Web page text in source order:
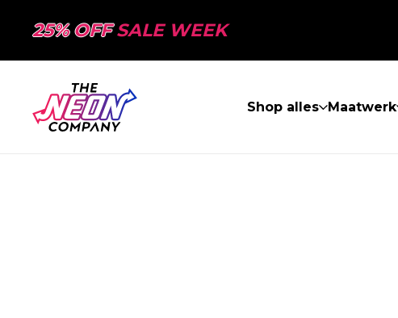
25% OFFSALE WEEK
Shop alles Maatwerk